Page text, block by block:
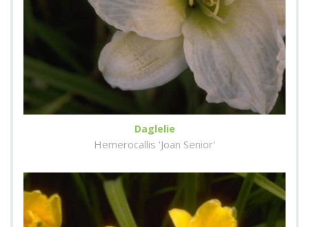
Daglelie
Hemerocallis 'Joan Senior'